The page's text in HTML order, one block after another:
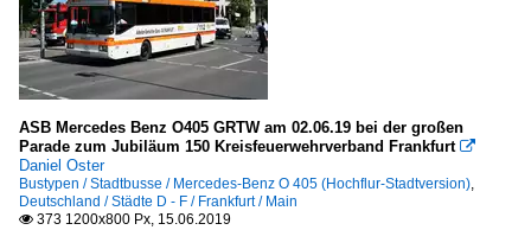
ASB Mercedes Benz O405 GRTW am 02.06.19 bei der großen
Parade zum Jubiläum 150 Kreisfeuerwehrverband Frankfurt 
Daniel Oster
Bustypen / Stadtbusse / Mercedes-Benz O 405 (Hochflur-Stadtversion),
Deutschland / Städte D - F / Frankfurt / Main
 373 1200x800 Px, 15.06.2019